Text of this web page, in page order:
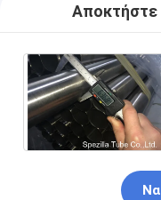
Αποκτήστε
Να